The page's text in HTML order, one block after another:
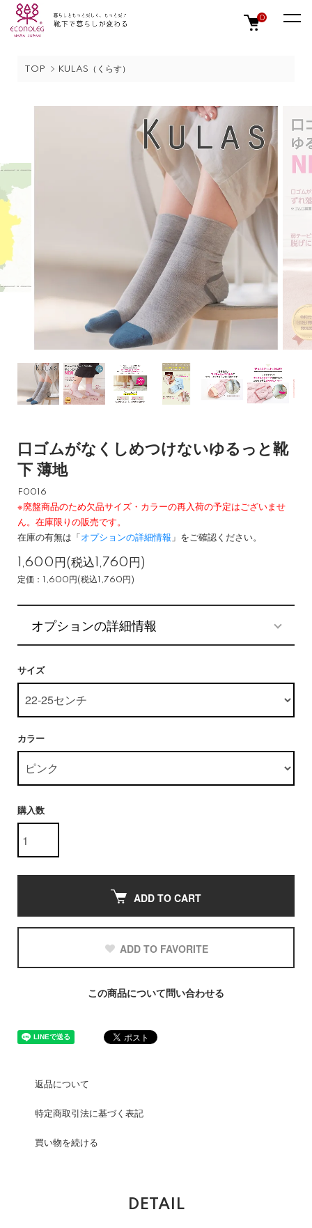
0
TOP KULAS（くらす）
口ゴムがなくしめつけないゆるっと靴
下 薄地
F0016
※廃盤商品のため欠品サイズ・カラーの再入荷の予定はございませ
ん。在庫限りの販売です。
在庫の有無は「 オプションの詳細情報 」をご確認ください。
1,600円(税込1,760円)
定価：1,600円(税込1,760円)
オプションの詳細情報
サイズ
カラー
購入数
ADD TO CART
ADD TO FAVORITE
この商品について問い合わせる
返品について
特定商取引法に基づく表記
買い物を続ける
DETAIL